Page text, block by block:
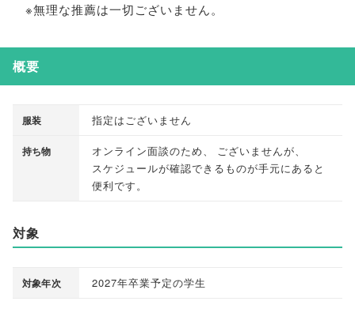
※無理な推薦は一切ございません。
概要
服装 指定はございません
持ち物 オンライン面談のため、 ございませんが、
スケジュールが確認できるものが手元にあると
便利です。
対象
対象年次 2027年卒業予定の学生